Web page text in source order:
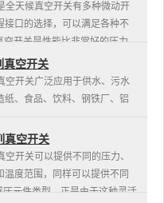
全天候真空开关有多种微动开
接口的选择，可以满足各种不
空开关是性能比非常好的压力
计及外壳的开关结构使其更
真空开关
空开关广泛应用于供水、污水
纸、食品、饮料、钢铁厂、铝
真空开关
空开关可以提供不同的压力、
温度范围，同样可以提供不同
元件类型，正是由于这种灵活